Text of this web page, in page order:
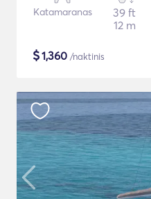
Katamaranas
39 ft
12 m
$1,360 /naktinis